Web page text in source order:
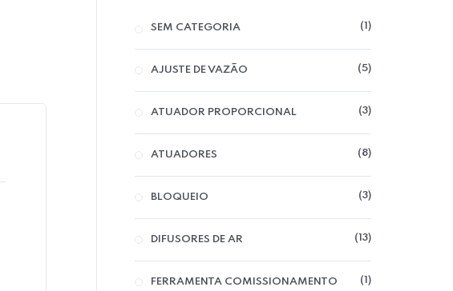
SEM CATEGORIA 1
AJUSTE DE VAZÃO 5
ATUADOR PROPORCIONAL 3
ATUADORES 8
BLOQUEIO 3
DIFUSORES DE AR 13
FERRAMENTA COMISSIONAMENTO 1